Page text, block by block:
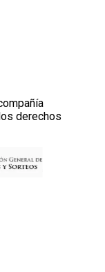
derechos